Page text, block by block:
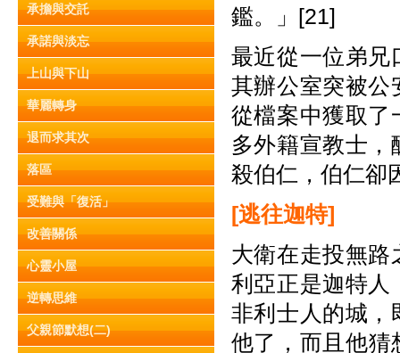
承擔與交託
承諾與淡忘
上山與下山
華麗轉身
退而求其次
落區
受難與「復活」
改善關係
心靈小屋
逆轉思維
父親節默想(二)
鑑。」[21]
最近從一位弟兄
其辦公室突被公
從檔案中獲取了
多外籍宣教士
殺伯仁，伯仁卻
[逃往迦特]
大衛在走投無路
利亞正是迦特人
非利士人的城，
他了，而且他猜